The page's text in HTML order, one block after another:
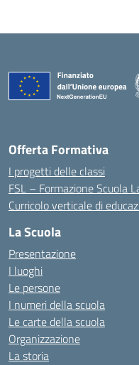
Offerta Formativa
I progetti delle classi
FSL – Formazione Scuola
Curricolo verticale di
La Scuola
Presentazione
I luoghi
Le persone
I numeri della scuola
Le carte della scuola
Organizzazione
La storia